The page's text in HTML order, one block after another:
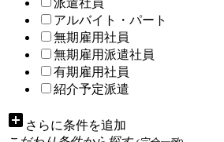
派遣社員
アルバイト・パート
無期雇用社員
無期雇用派遣社員
有期雇用社員
紹介予定派遣
add_box さらに条件を追加